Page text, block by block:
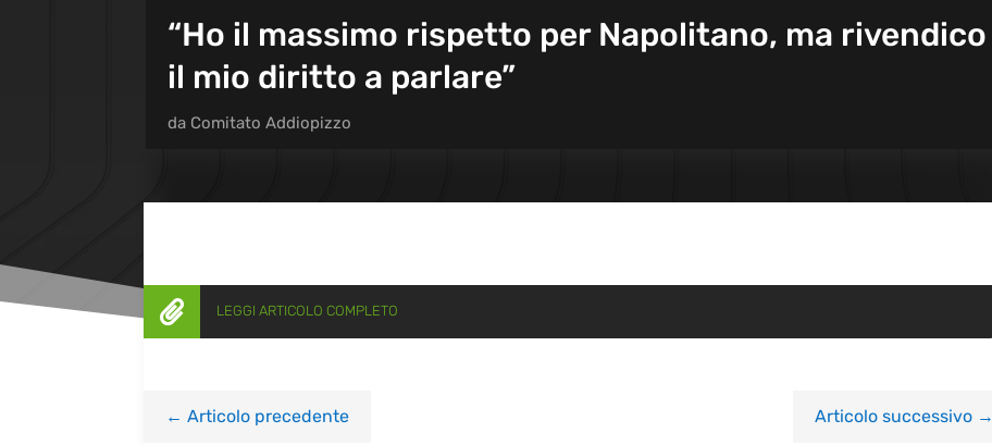
“Ho il massimo rispetto per Napolitano, ma rivendico
il mio diritto a parlare”
da Comitato Addiopizzo
 LEGGI ARTICOLO COMPLETO
← Articolo precedente Articolo successivo→